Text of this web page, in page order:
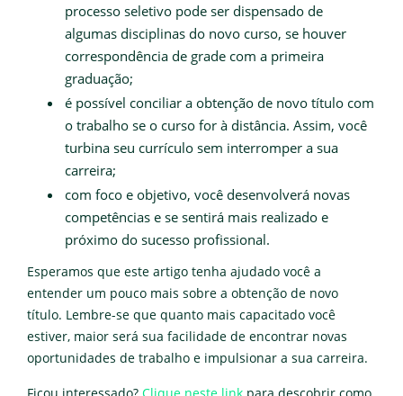
processo seletivo pode ser dispensado de
algumas disciplinas do novo curso, se houver
correspondência de grade com a primeira
graduação;
é possível conciliar a obtenção de novo título com
o trabalho se o curso for à distância. Assim, você
turbina seu currículo sem interromper a sua
carreira;
com foco e objetivo, você desenvolverá novas
competências e se sentirá mais realizado e
próximo do sucesso profissional.
Esperamos que este artigo tenha ajudado você a
entender um pouco mais sobre a obtenção de novo
título. Lembre-se que quanto mais capacitado você
estiver, maior será sua facilidade de encontrar novas
oportunidades de trabalho e impulsionar a sua carreira.